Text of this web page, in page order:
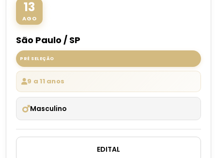
13
AGO
São Paulo / SP
PRÉ SELEÇÃO
9 a 11 anos
Masculino
EDITAL